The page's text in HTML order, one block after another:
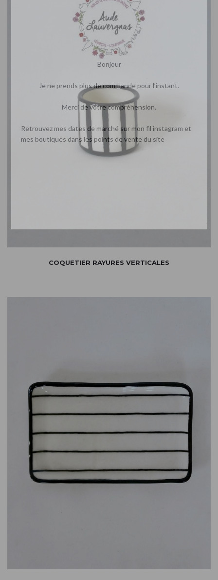
COQUETIER RAYURES VERTICALES
Bonjour
Je ne prends plus de commande pour l’instant.
Merci de votre compréhension.
Retrouvez mes dates de marché sur mon fil instagram et
mes boutiques dans les points de vente du site